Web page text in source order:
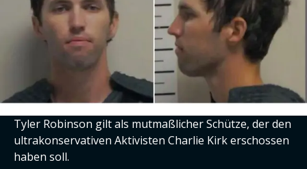
Tyler Robinson gilt als mutmaßlicher Schütze, der den
ultrakonservativen Aktivisten Charlie Kirk erschossen
haben soll.